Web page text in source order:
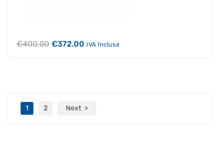
€400.00 Il
€372.00 IlIVA Inclusa
1 2 Next